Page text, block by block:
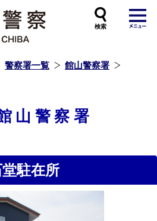
警察署一覧
館山警察署
山警察署
駐在所